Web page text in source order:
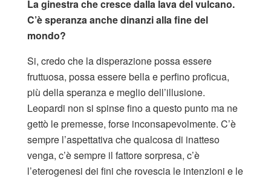
La ginestra che cresce dalla lava del vulcano.
C’è speranza anche dinanzi alla fine del
mondo?
Si, credo che la disperazione possa essere
fruttuosa, possa essere bella e perfino proficua,
più della speranza e meglio dell’illusione.
Leopardi non si spinse fino a questo punto ma ne
gettò le premesse, forse inconsapevolmente. C’è
sempre l’aspettativa che qualcosa di inatteso
venga, c’è sempre il fattore sorpresa, c’è
l’eterogenesi dei fini che rovescia le intenzioni e le